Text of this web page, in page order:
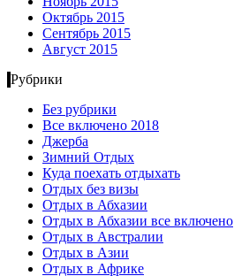
Октябрь 2015
Сентябрь 2015
Август 2015
Рубрики
Без рубрики
Все включено 2018
Джерба
Зимний Отдых
Куда поехать отдыхать
Отдых без визы
Отдых в Абхазии
Отдых в Абхазии все включено
Отдых в Австралии
Отдых в Азии
Отдых в Африке